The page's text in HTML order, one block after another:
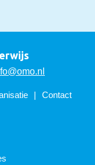
Contact